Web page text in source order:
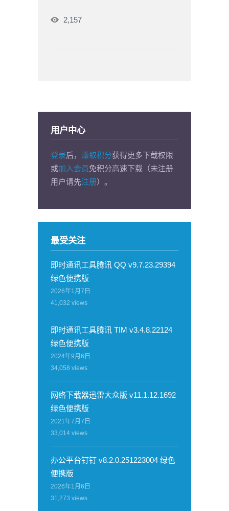
2,157
用户中心
登录后， 赚取积分获得更多下载权限
或加入会员免积分高速下载（未注册
用户请先注册）。
最受关注
即时通讯工具腾讯 QQ v9.7.23.29394
绿色便携版
2026年1月7日
41,032 views
即时通讯工具腾讯 TIM v3.4.8.22124
绿色便携版
2024年9月6日
34,058 views
网络下载器迅雷大众版 v11.1.12.1692
绿色便携版
2021年7月7日
33,014 views
办公平台钉钉 v8.2.0.251223004 绿色
便携版
2026年1月6日
31,273 views